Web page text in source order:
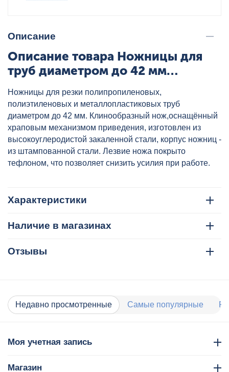
Описание
Описание товара Ножницы для
труб диаметром до 42 мм
Ножницы для резки полипропиленовых,
полиэтиленовых и металлопластиковых труб
диаметром до 42 мм. Клинообразный нож,оснащённый
храповым механизмом приведения, изготовлен из
высокоуглеродистой закаленной стали, корпус ножниц -
из штампованной стали. Лезвие ножа покрыто
тефлоном, что позволяет снизить усилия при работе.
Характеристики
Наличие в магазинах
Отзывы
Недавно просмотренные Самые популярные
Моя учетная запись
Магазин